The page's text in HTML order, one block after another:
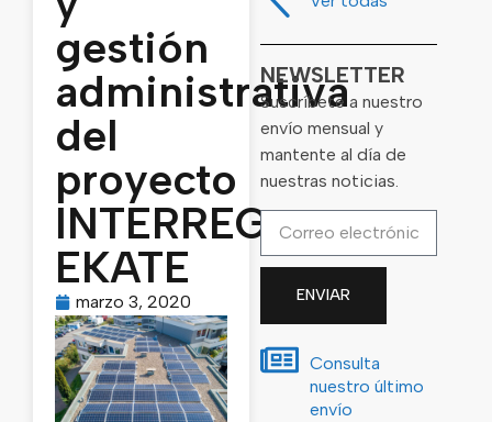
gestión
administrativa
del
proyecto
INTERREG
EKATE
marzo 3, 2020
NEWSLETTER
Suscríbete a nuestro
envío mensual y
mantente al día de
nuestras noticias.
ENVIAR
Consulta
nuestro último
envío